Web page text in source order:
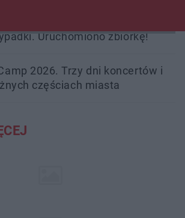
Uruchomiono zbiórkę!
2026. Trzy dni koncertów i
częściach miasta